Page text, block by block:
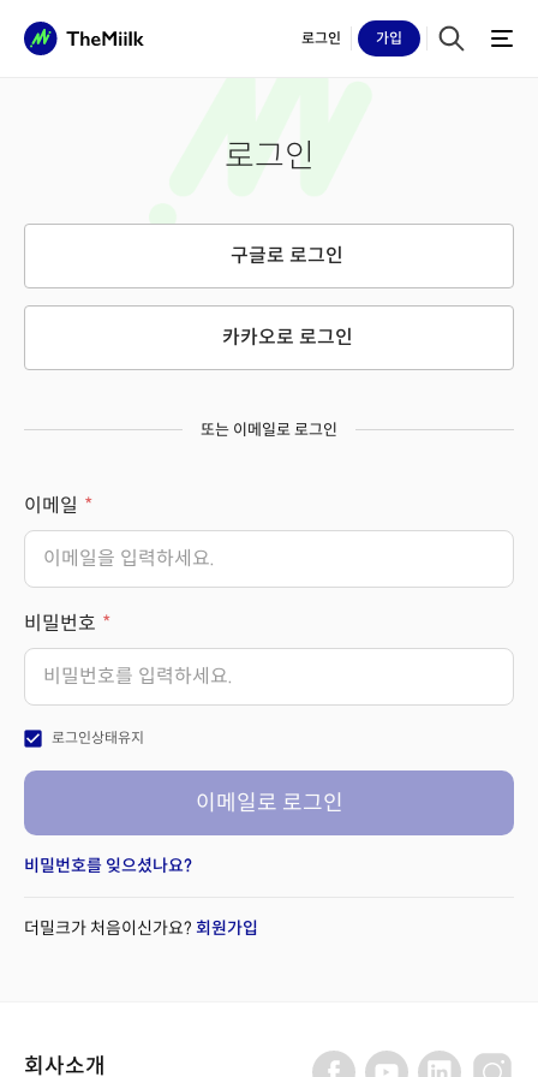
로그인 가입
로그인
구글로 로그인
카카오로 로그인
또는 이메일로 로그인
이메일
비밀번호
check_box 로그인상태유지
이메일로 로그인
비밀번호를 잊으셨나요?
더밀크가 처음이신가요? 회원가입
회사소개